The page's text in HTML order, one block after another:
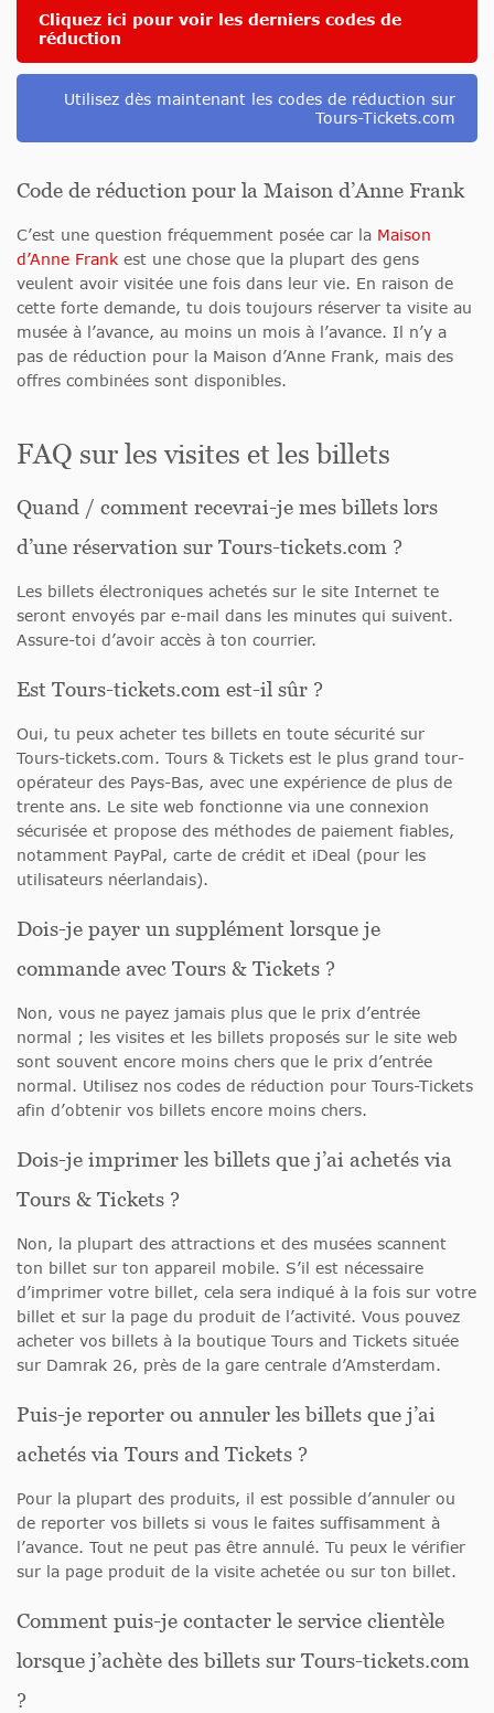
Cliquez ici pour voir les derniers codes de
réduction
Utilisez dès maintenant les codes de réduction sur
Tours-Tickets.com
Code de réduction pour la Maison d’Anne Frank
C’est une question fréquemment posée car la Maison
d’Anne Frank est une chose que la plupart des gens
veulent avoir visitée une fois dans leur vie. En raison de
cette forte demande, tu dois toujours réserver ta visite au
musée à l’avance, au moins un mois à l’avance. Il n’y a
pas de réduction pour la Maison d’Anne Frank, mais des
offres combinées sont disponibles.
FAQ sur les visites et les billets
Quand / comment recevrai-je mes billets lors
d’une réservation sur Tours-tickets.com ?
Les billets électroniques achetés sur le site Internet te
seront envoyés par e-mail dans les minutes qui suivent.
Assure-toi d’avoir accès à ton courrier.
Est Tours-tickets.com est-il sûr ?
Oui, tu peux acheter tes billets en toute sécurité sur
Tours-tickets.com. Tours & Tickets est le plus grand tour-
opérateur des Pays-Bas, avec une expérience de plus de
trente ans. Le site web fonctionne via une connexion
sécurisée et propose des méthodes de paiement fiables,
notamment PayPal, carte de crédit et iDeal (pour les
utilisateurs néerlandais).
Dois-je payer un supplément lorsque je
commande avec Tours & Tickets ?
Non, vous ne payez jamais plus que le prix d’entrée
normal ; les visites et les billets proposés sur le site web
sont souvent encore moins chers que le prix d’entrée
normal. Utilisez nos codes de réduction pour Tours-Tickets
afin d’obtenir vos billets encore moins chers.
Dois-je imprimer les billets que j’ai achetés via
Tours & Tickets ?
Non, la plupart des attractions et des musées scannent
ton billet sur ton appareil mobile. S’il est nécessaire
d’imprimer votre billet, cela sera indiqué à la fois sur votre
billet et sur la page du produit de l’activité. Vous pouvez
acheter vos billets à la boutique Tours and Tickets située
sur Damrak 26, près de la gare centrale d’Amsterdam.
Puis-je reporter ou annuler les billets que j’ai
achetés via Tours and Tickets ?
Pour la plupart des produits, il est possible d’annuler ou
de reporter vos billets si vous le faites suffisamment à
l’avance. Tout ne peut pas être annulé. Tu peux le vérifier
sur la page produit de la visite achetée ou sur ton billet.
Comment puis-je contacter le service clientèle
lorsque j’achète des billets sur Tours-tickets.com
?